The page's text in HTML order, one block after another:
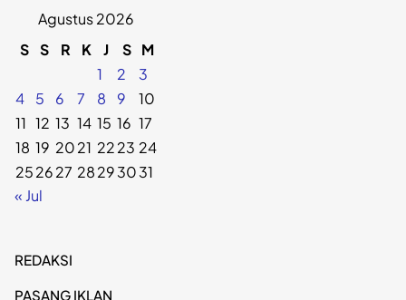
Agustus 2026
S S R K J S M
1
2
3
4
5 6 7 8 9
10
11 12 13 14 15 16 17
18 19 2021 2223 24
252627 28293031
« Jul
REDAKSI
PASANG IKLAN